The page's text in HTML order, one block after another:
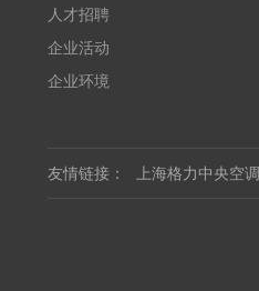
人才招聘
企业活动
企业环境
友情链接： 上海格力中央空调